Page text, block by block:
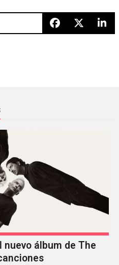
nuevo álbum de The